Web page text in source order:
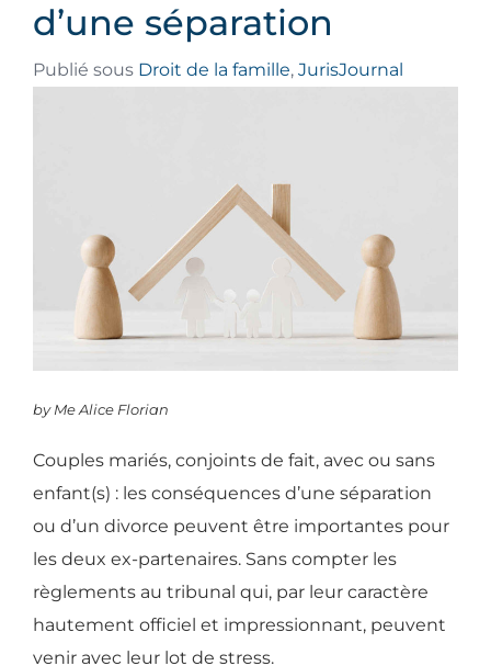
d’une séparation
Publié sous Droit de la famille, JurisJournal
by Me Alice Florian
Couples mariés, conjoints de fait, avec ou sans
enfant(s) : les conséquences d’une séparation
ou d’un divorce peuvent être importantes pour
les deux ex-partenaires. Sans compter les
règlements au tribunal qui, par leur caractère
hautement officiel et impressionnant, peuvent
venir avec leur lot de stress.